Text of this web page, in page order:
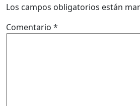
Los campos obligatorios están
Comentario *